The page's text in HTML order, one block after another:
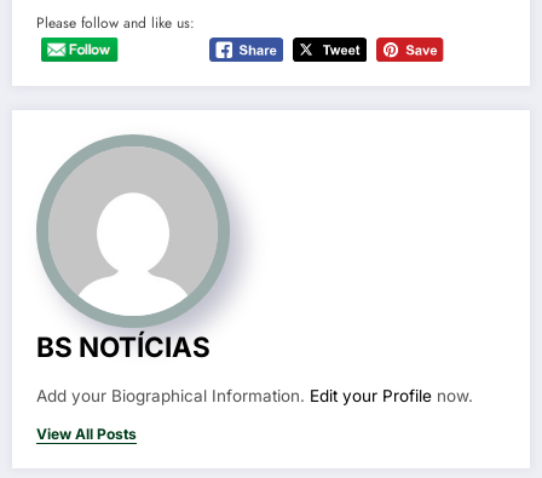
Please follow and like us:
BS NOTÍCIAS
Add your Biographical Information. Edit your Profile now.
View All Posts